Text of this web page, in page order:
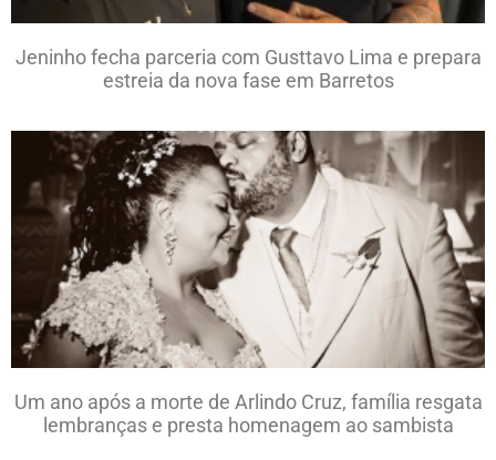
Jeninho fecha parceria com Gusttavo Lima e prepara
estreia da nova fase em Barretos
Um ano após a morte de Arlindo Cruz, família resgata
lembranças e presta homenagem ao sambista